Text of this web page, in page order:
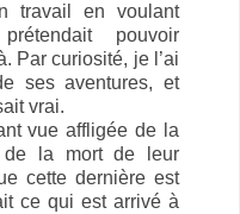
travail en voulant
pouvoir
Par curiosité, je l’ai
ses aventures, et
vrai.
vue affligée de la
la mort de leur
cette dernière est
ce qui est arrivé à